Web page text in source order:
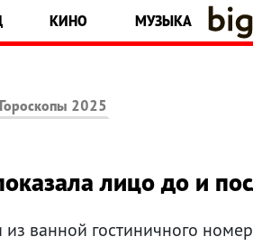
КИНО МУЗЫКА
Гороскопы 2025
лицо до и
ванной гостиничного